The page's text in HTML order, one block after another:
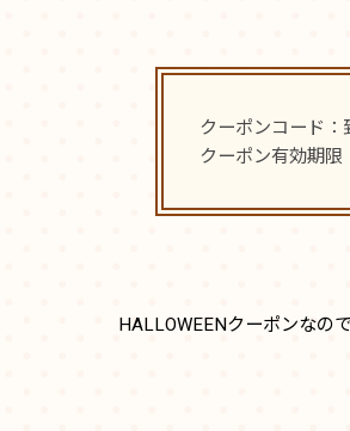
クーポンコード：
クーポン有効期限
HALLOWEENクーポンなの